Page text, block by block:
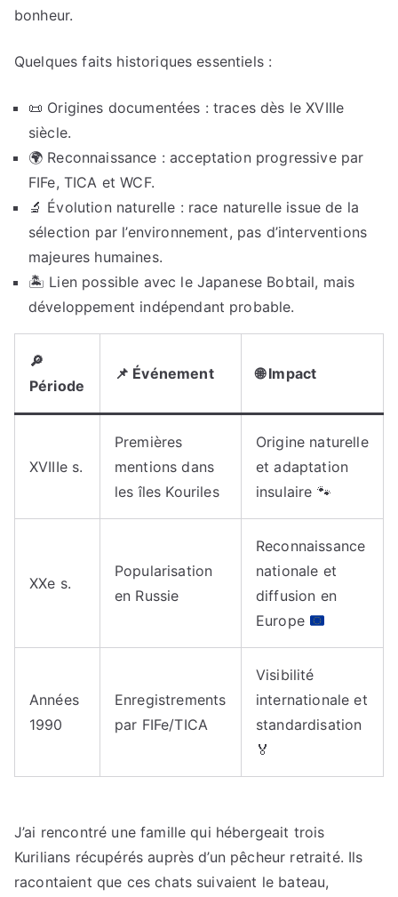
bonheur.
Quelques faits historiques essentiels :
📜 Origines documentées : traces dès le XVIIIe
siècle.
🌍 Reconnaissance : acceptation progressive par
FIFe, TICA et WCF.
🔬 Évolution naturelle : race naturelle issue de la
sélection par l’environnement, pas d’interventions
majeures humaines.
🏝️ Lien possible avec le Japanese Bobtail, mais
développement indépendant probable.
🔎
Période
📌 Événement 🌐 Impact
XVIIIe s.
Premières
mentions dans
les îles Kouriles
Origine naturelle
et adaptation
insulaire 🐾
XXe s.
Popularisation
en Russie
Reconnaissance
nationale et
diffusion en
Europe
Années
1990
Enregistrements
par FIFe/TICA
Visibilité
internationale et
standardisation
🏅
J’ai rencontré une famille qui hébergeait trois
Kurilians récupérés auprès d’un pêcheur retraité. Ils
racontaient que ces chats suivaient le bateau,